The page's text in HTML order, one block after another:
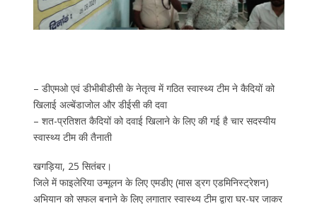
– डीएमओ एवं डीभीबीडीसी के नेतृत्व में गठित स्वास्थ्य टीम ने कैदियों को
खिलाई अल्बेंडाजोल और डीईसी की दवा
– शत-प्रतिशत कैदियों को दवाई खिलाने के लिए की गई है चार सदस्यीय
स्वास्थ्य टीम की तैनाती
खगड़िया, 25 सितंबर।
जिले में फाइलेरिया उन्मूलन के लिए एमडीए (मास ड्रग एडमिनिस्ट्रेशन)
अभियान को सफल बनाने के लिए लगातार स्वास्थ्य टीम द्वारा घर-घर जाकर